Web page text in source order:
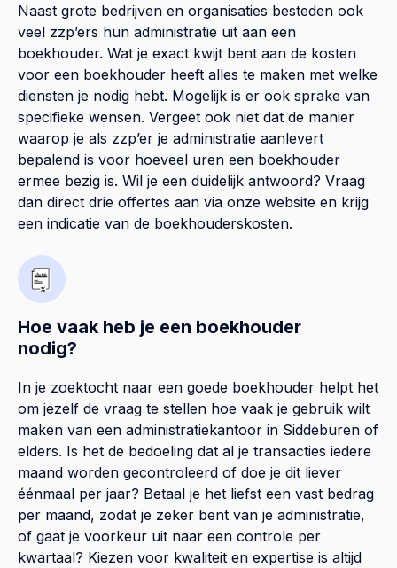
Naast grote bedrijven en organisaties besteden ook
veel zzp’ers hun administratie uit aan een
boekhouder. Wat je exact kwijt bent aan de kosten
voor een boekhouder heeft alles te maken met welke
diensten je nodig hebt. Mogelijk is er ook sprake van
specifieke wensen. Vergeet ook niet dat de manier
waarop je als zzp’er je administratie aanlevert
bepalend is voor hoeveel uren een boekhouder
ermee bezig is. Wil je een duidelijk antwoord? Vraag
dan direct drie offertes aan via onze website en krijg
een indicatie van de boekhouderskosten.
Hoe vaak heb je een boekhouder
nodig?
In je zoektocht naar een goede boekhouder helpt het
om jezelf de vraag te stellen hoe vaak je gebruik wilt
maken van een administratiekantoor in Siddeburen of
elders. Is het de bedoeling dat al je transacties iedere
maand worden gecontroleerd of doe je dit liever
éénmaal per jaar? Betaal je het liefst een vast bedrag
per maand, zodat je zeker bent van je administratie,
of gaat je voorkeur uit naar een controle per
kwartaal? Kiezen voor kwaliteit en expertise is altijd